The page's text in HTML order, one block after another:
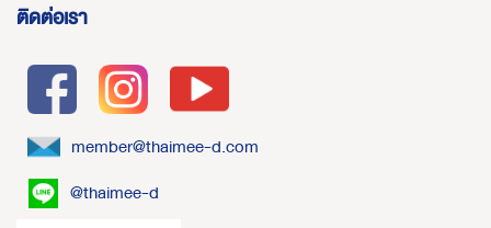
ติดต่อเรา
member@thaimee-d.com
@thaimee-d